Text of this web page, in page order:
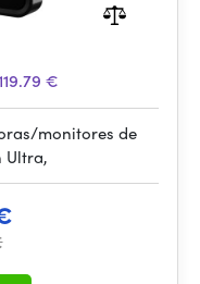
€
monitores de
Ultra,